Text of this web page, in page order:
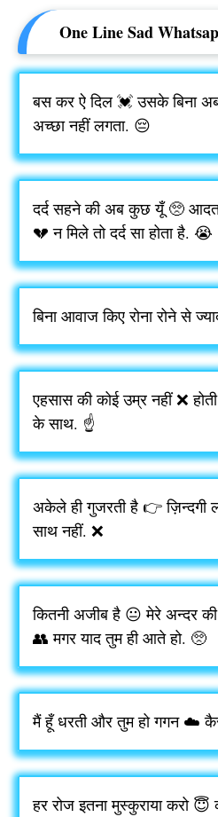
One Line Sad
बस कर ऐ दिल 💓 उसके बिना
अच्छा नहीं लगता. 😔
दर्द सहने की अब कुछ यूँ 🥺 आदत
💔 न मिले तो दर्द सा होता है. 😭
बिना आवाज किए रोना रोने से
एहसास की कोई उम्र नहीं ❌
के साथ. ☝️
अकेले ही गुजरती है 👉 ज़िन्दगी
साथ नहीं. ❌
कितनी अजीब है 😐 मेरे अन्दर की
👥 मगर याद तुम ही आते हो. 🥺
मैं हूँ धरती और तुम हो गगन ☁️ कैसे
हर रोज इतना मुस्कुराया करो